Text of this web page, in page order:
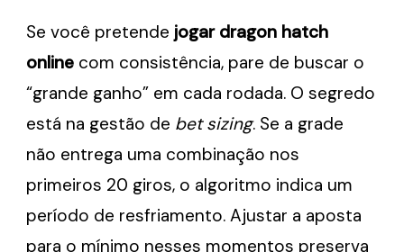
Se você pretende jogar dragon hatch
online com consistência, pare de buscar o
“grande ganho” em cada rodada. O segredo
está na gestão de bet sizing. Se a grade
não entrega uma combinação nos
primeiros 20 giros, o algoritmo indica um
período de resfriamento. Ajustar a aposta
para o mínimo nesses momentos preserva